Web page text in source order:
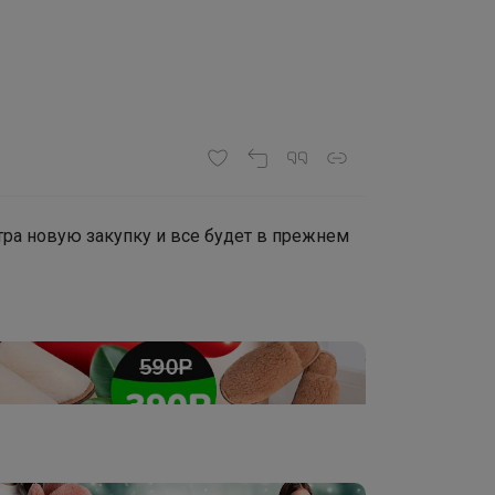
новую закупку и все будет в прежнем